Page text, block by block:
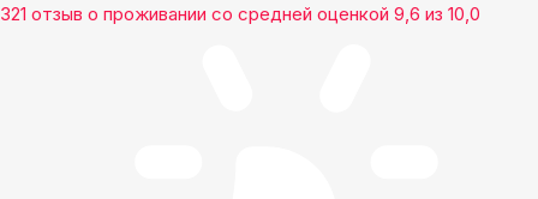
321 отзыв о проживании со средней оценкой 9,6 из 10,0